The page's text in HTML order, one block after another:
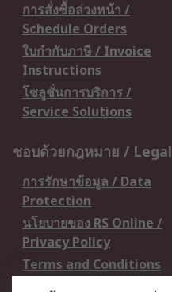
การสั่งซื้อล่วงหน้า /
Schedule Orders
ใบกำกับภาษี / Invoice
Instructions
โซลูชั่นการบริการ /
Service Solutions
ชอบด้วยกฎหมาย / Legal
การรักษาข้อมูล / Data
Protection
นโยบายของ RS Online /
Privacy Policy
Terms and Conditions